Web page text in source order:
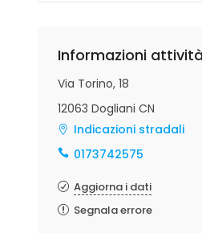
Informazioni attività
Via Torino, 18
12063 Dogliani CN
Indicazioni stradali
0173742575
Aggiorna i dati
Segnala errore